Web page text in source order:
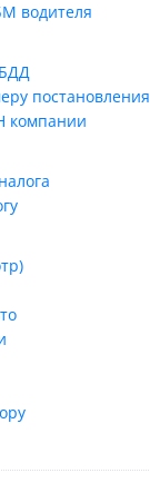
водителя
постановления